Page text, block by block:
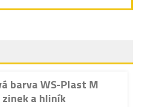
barva WS-Plast M
zinek a hliník